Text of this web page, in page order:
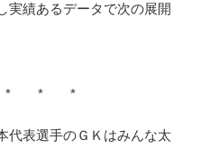
実績あるデータで次の展開
* *
代表選手のＧＫはみんな太